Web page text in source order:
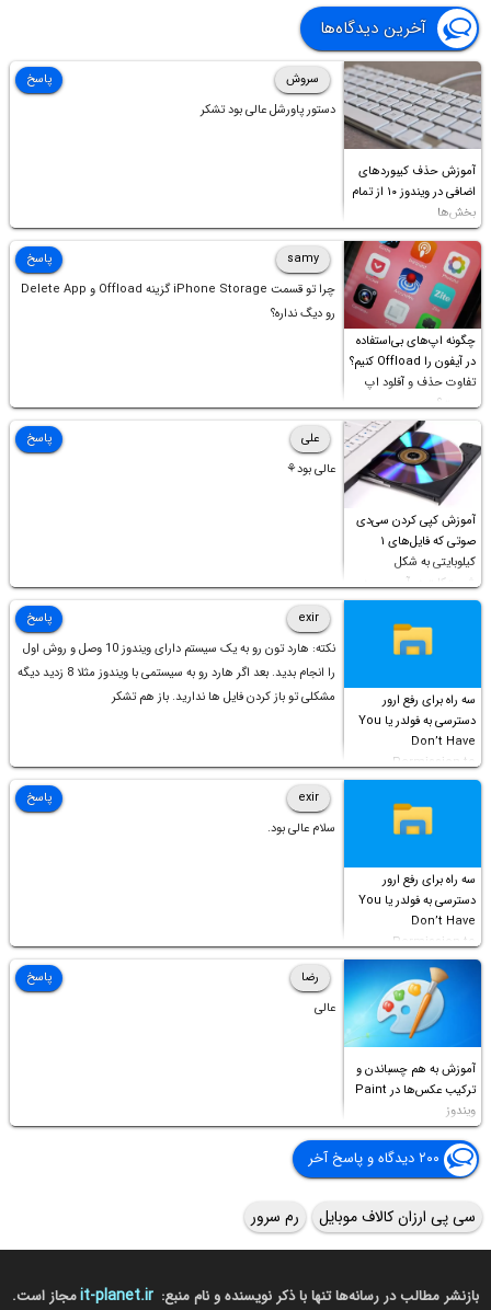
آخرین دیدگاه‌ها
آموزش حذف کیبوردهای
اضافی در ویندوز ۱۰ از تمام
بخش‌ها
سروش
دستور پاورشل عالی بود تشکر
پاسخ
چگونه اپ‌های بی‌استفاده
در آیفون را Offload کنیم؟
تفاوت حذف و آفلود اپ
چیست؟
samy
چرا تو قسمت iPhone Storage گزینه Offload و Delete App
رو دیگ نداره؟
پاسخ
آموزش کپی کردن سی‌دی
صوتی که فایل‌های ۱
کیلوبایتی به شکل
شورت‌کات در آن موجود
است!
علی
عالی بود⚘
پاسخ
سه راه برای رفع ارور
دسترسی به فولدر یا You
Don’t Have
Permission to
Access this folder
exir
نکته: هارد تون رو به یک سیستم دارای ویندوز 10 وصل و روش اول
را انجام بدید. بعد اگر هارد رو به سیستمی با ویندوز مثلا 8 زدید دیگه
مشکلی تو باز کردن فایل ها ندارید. باز هم تشکر
پاسخ
سه راه برای رفع ارور
دسترسی به فولدر یا You
Don’t Have
Permission to
Access this folder
exir
سلام عالی بود.
پاسخ
آموزش به هم چسباندن و
ترکیب عکس‌ها در Paint
ویندوز
رضا
عالی
پاسخ
۲۰۰ دیدگاه و پاسخ آخر
سی پی ارزان کالاف موبایل رم سرور
بازنشر مطالب در رسانه‌ها تنها با ذکر نویسنده و نام منبع: it-planet.irمجاز است.